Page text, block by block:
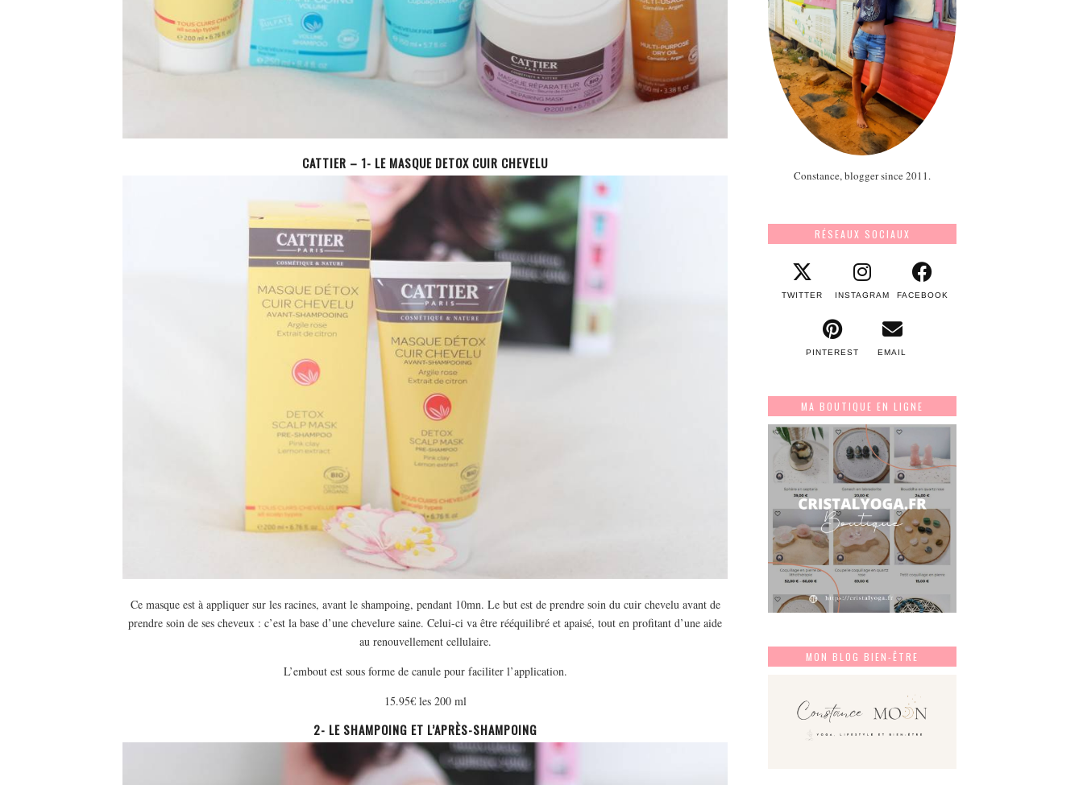
CATTIER – 1- LE MASQUE DETOX CUIR CHEVELU
Ce masque est à appliquer sur les racines, avant le shampoing, pendant 10mn. Le but est de prendre soin du cuir chevelu avant de
prendre soin de ses cheveux : c’est la base d’une chevelure saine. Celui-ci va être rééquilibré et apaisé, tout en profitant d’une aide
au renouvellement cellulaire.
L’embout est sous forme de canule pour faciliter l’application.
15.95€ les 200 ml
2- LE SHAMPOING ET L’APRÈS-SHAMPOING
Constance, blogger since 2011.
RÉSEAUX SOCIAUX
TWITTER INSTAGRAM FACEBOOK
PINTEREST EMAIL
MA BOUTIQUE EN LIGNE
MON BLOG BIEN-ÊTRE